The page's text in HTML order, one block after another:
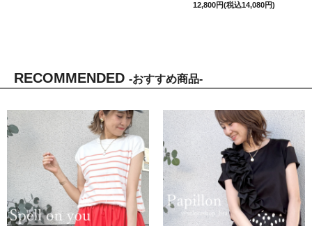
12,800円(税込14,080円)
RECOMMENDED -おすすめ商品-